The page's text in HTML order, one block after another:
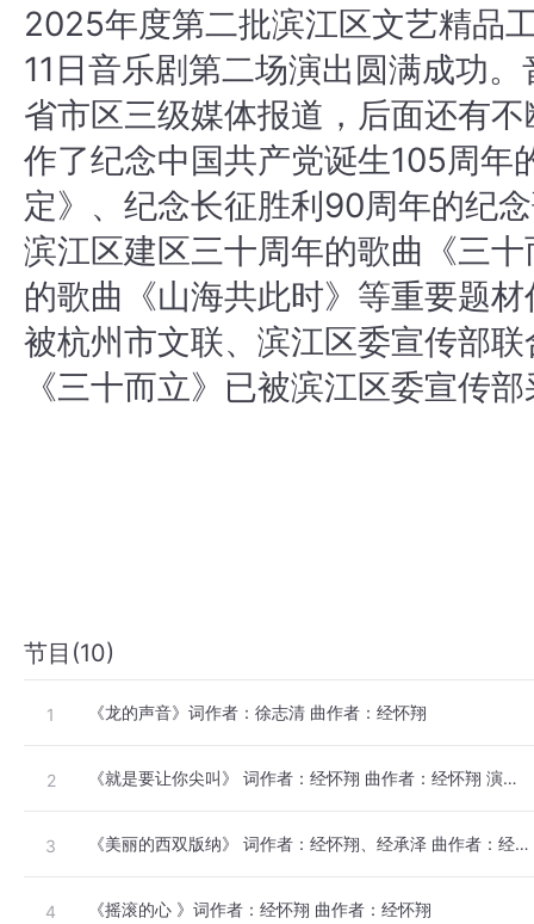
2025年度第二批滨江区文艺精品
11日音乐剧第二场演出圆满成功
省市区三级媒体报道，后面还有
作了纪念中国共产党诞生105周年
定》、纪念长征胜利90周年的纪
滨江区建区三十周年的歌曲《三
的歌曲《山海共此时》等重要题
被杭州市文联、滨江区委宣传部
《三十而立》已被滨江区委宣传
节目(10)
1 《龙的声音》词作者：徐志清 曲作者：经怀翔
2 《就是要让你尖叫》 词作者：经怀翔 曲作者：经怀翔 演唱者：李妍菲
3 《美丽的西双版纳》 词作者：经怀翔、经承泽 曲作者：经怀翔
4 《摇滚的心 》词作者：经怀翔 曲作者：经怀翔